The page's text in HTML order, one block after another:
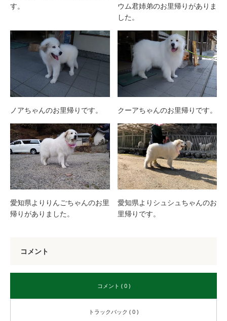
す。
ウム君姉弟のお里帰りがありま
した。
ノアちゃんのお里帰りです。 クーアちゃんのお里帰りです。
愛知県よりりんごちゃんのお里
帰りがありました。
愛知県よりシュシュちゃんのお
里帰りです。
コメント
コメント ( 0 )
トラックバック ( 0 )